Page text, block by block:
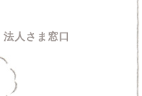
法人さま窓口